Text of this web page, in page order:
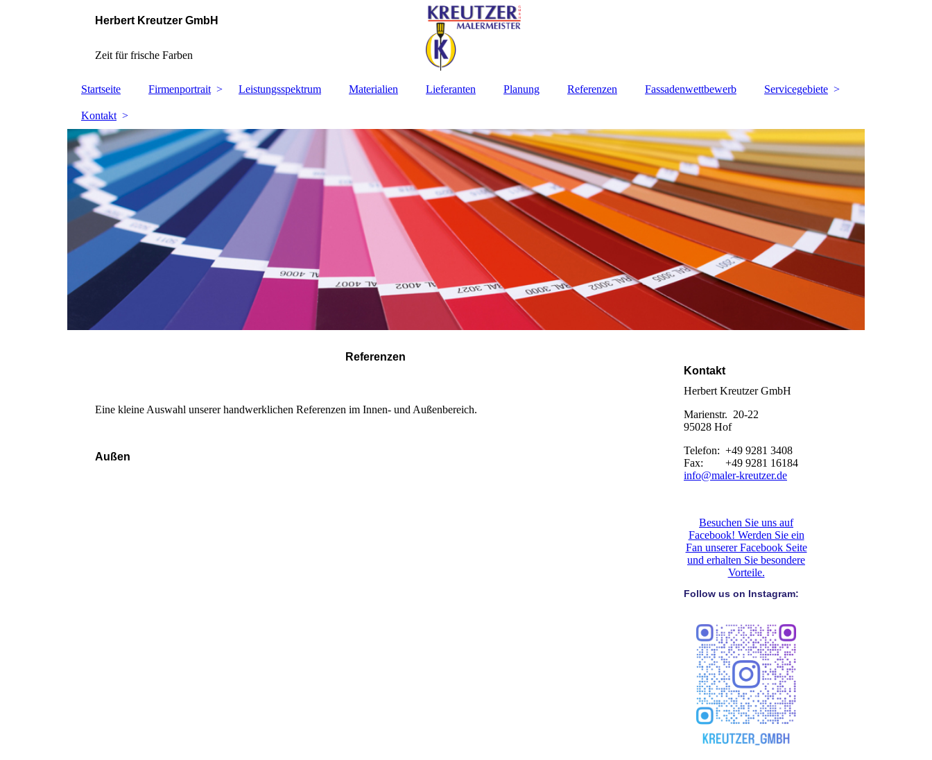
Herbert Kreutzer GmbH
Zeit für frische Farben
Startseite Firmenportrait Leistungsspektrum Materialien Lieferanten Planung Referenzen Fassadenwettbewerb Servicegebiete
Kontakt
Referenzen
Eine kleine Auswahl unserer handwerklichen Referenzen im Innen- und Außenbereich.
Außen
Kontakt
Herbert Kreutzer GmbH
Marienstr. 20-22
95028 Hof
Telefon: +49 9281 3408
Fax: +49 9281 16184
info@maler-kreutzer.de
Besuchen Sie uns auf
Facebook! Werden Sie ein
Fan unserer Facebook Seite
und erhalten Sie besondere
Vorteile.
Follow us on Instagram: